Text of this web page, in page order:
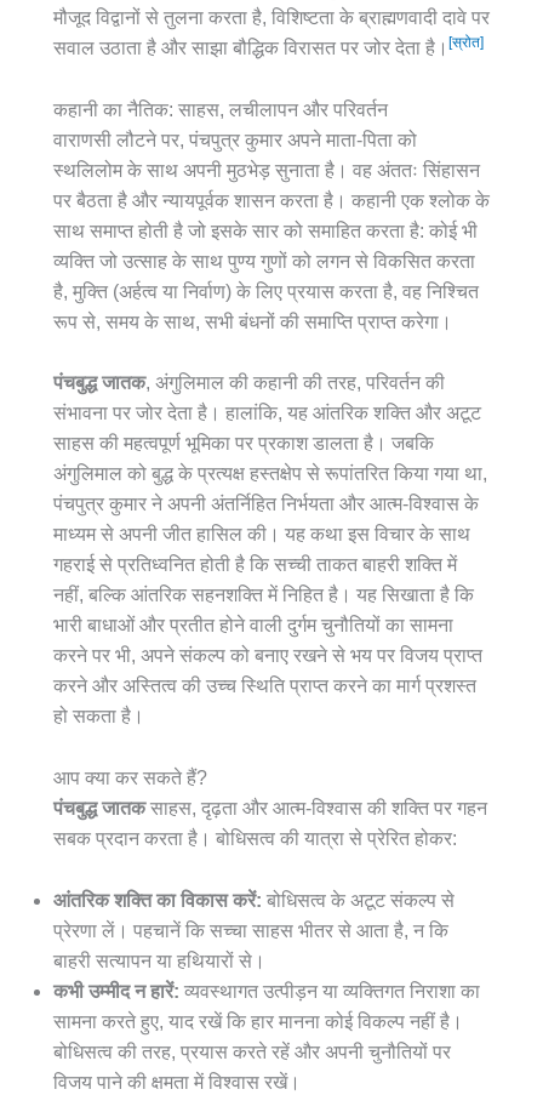
मौजूद विद्वानों से तुलना करता है, विशिष्टता के ब्राह्मणवादी दावे पर
सवाल उठाता है और साझा बौद्धिक विरासत पर जोर देता है। [स्रोत]
कहानी का नैतिक: साहस, लचीलापन और परिवर्तन
वाराणसी लौटने पर, पंचपुत्र कुमार अपने माता-पिता को
स्थलिलोम के साथ अपनी मुठभेड़ सुनाता है। वह अंततः सिंहासन
पर बैठता है और न्यायपूर्वक शासन करता है। कहानी एक श्लोक के
साथ समाप्त होती है जो इसके सार को समाहित करता है: कोई भी
व्यक्ति जो उत्साह के साथ पुण्य गुणों को लगन से विकसित करता
है, मुक्ति (अर्हत्व या निर्वाण) के लिए प्रयास करता है, वह निश्चित
रूप से, समय के साथ, सभी बंधनों की समाप्ति प्राप्त करेगा।
पंचबुद्ध जातक, अंगुलिमाल की कहानी की तरह, परिवर्तन की
संभावना पर जोर देता है। हालांकि, यह आंतरिक शक्ति और अटूट
साहस की महत्वपूर्ण भूमिका पर प्रकाश डालता है। जबकि
अंगुलिमाल को बुद्ध के प्रत्यक्ष हस्तक्षेप से रूपांतरित किया गया था,
पंचपुत्र कुमार ने अपनी अंतर्निहित निर्भयता और आत्म-विश्वास के
माध्यम से अपनी जीत हासिल की। यह कथा इस विचार के साथ
गहराई से प्रतिध्वनित होती है कि सच्ची ताकत बाहरी शक्ति में
नहीं, बल्कि आंतरिक सहनशक्ति में निहित है। यह सिखाता है कि
भारी बाधाओं और प्रतीत होने वाली दुर्गम चुनौतियों का सामना
करने पर भी, अपने संकल्प को बनाए रखने से भय पर विजय प्राप्त
करने और अस्तित्व की उच्च स्थिति प्राप्त करने का मार्ग प्रशस्त
हो सकता है।
आप क्या कर सकते हैं?
पंचबुद्ध जातकसाहस, दृढ़ता और आत्म-विश्वास की शक्ति पर गहन
सबक प्रदान करता है। बोधिसत्व की यात्रा से प्रेरित होकर:
आंतरिक शक्ति का विकास करें: बोधिसत्व के अटूट संकल्प से
प्रेरणा लें। पहचानें कि सच्चा साहस भीतर से आता है, न कि
बाहरी सत्यापन या हथियारों से।
कभी उम्मीद न हारें: व्यवस्थागत उत्पीड़न या व्यक्तिगत निराशा का
सामना करते हुए, याद रखें कि हार मानना ​​कोई विकल्प नहीं है।
बोधिसत्व की तरह, प्रयास करते रहें और अपनी चुनौतियों पर
विजय पाने की क्षमता में विश्वास रखें।